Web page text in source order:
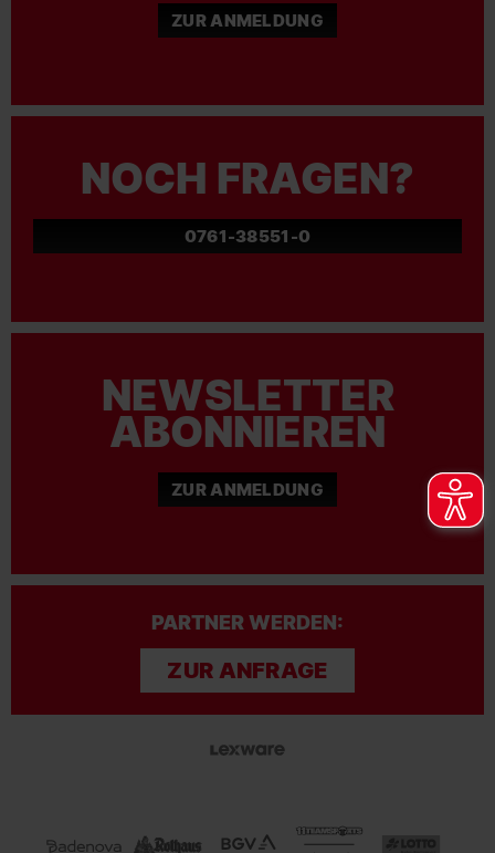
ZUR ANMELDUNG
NOCH FRAGEN?
0761-38551-0
NEWSLETTER
ABONNIEREN
ZUR ANMELDUNG
PARTNER WERDEN:
ZUR ANFRAGE